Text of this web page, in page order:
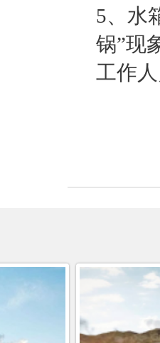
5、水
锅”现
工作